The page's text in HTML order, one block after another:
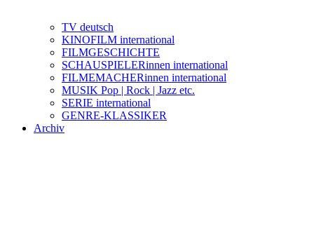
TV deutsch
KINOFILM international
FILMGESCHICHTE
SCHAUSPIELERinnen international
FILMEMACHERinnen international
MUSIK Pop | Rock | Jazz etc.
SERIE international
GENRE-KLASSIKER
Archiv